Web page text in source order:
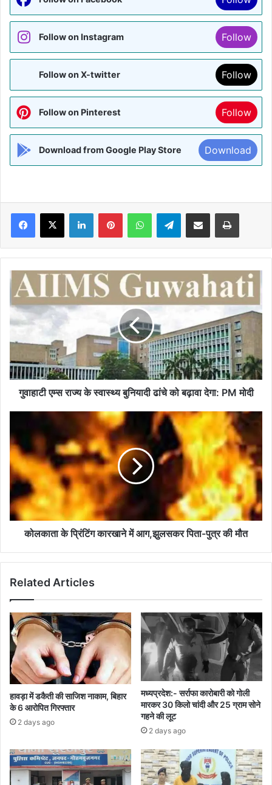
Follow on Instagram Follow
Follow on X-twitter Follow
Follow on Pinterest Follow
Download from Google Play Store Download
Facebook
X LinkedInPinterestWhatsAppTelegramShare via Email Print
गुवाहाटी
एम्स
स्वास्थ्य
बुनियादी
को
बढ़ावा
देगा:गुवाहाटी एम्स राज्य के स्वास्थ्य बुनियादी ढांचे को बढ़ावा देगा: PM मोदी
प्रिंटिंग
कारखाने
में
आग,झुलसकर
पिता-
पुत्र
की
कोलकाता के प्रिंटिंग कारखाने में आग,झुलसकर पिता-पुत्र की मौत
Related Articles
हावड़ा में डकैती की साजिश नाकाम, बिहार
के 6 आरोपित गिरफ्तार
2 days ago
मध्यप्रदेश:- सर्राफा कारोबारी को गोली
मारकर 30 किलो चांदी और 25 ग्राम सोने
गहने की लूट
2 days ago